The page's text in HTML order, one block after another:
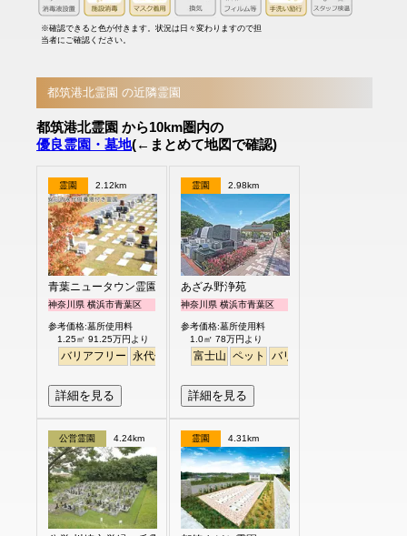
※確認できると色が付きます。状況は日々変わりますので担
当者にご確認ください。
都筑港北霊園 の近隣霊園
都筑港北霊園 から10km圏内の
優良霊園・墓地(←まとめて地図で確認)
霊園 2.12km
青葉ニュータウン霊園
神奈川県 横浜市青葉区
参考価格:墓所使用料
1.25㎡ 91.25万円より
バリアフリー 永代供養
詳細を見る
霊園 2.98km
あざみ野浄苑
神奈川県 横浜市青葉区
参考価格:墓所使用料
1.0㎡ 78万円より
富士山 ペット バリアフリー
詳細を見る
公営霊園 4.24km 霊園 4.31km